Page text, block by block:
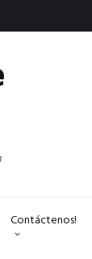
Contáctenos!